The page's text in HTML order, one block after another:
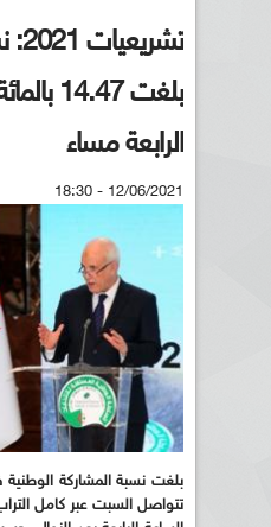
بلغت
الرابعة مساء
12/06/2021 - 18:30
بلغت نسبة المشاركة الوطنية